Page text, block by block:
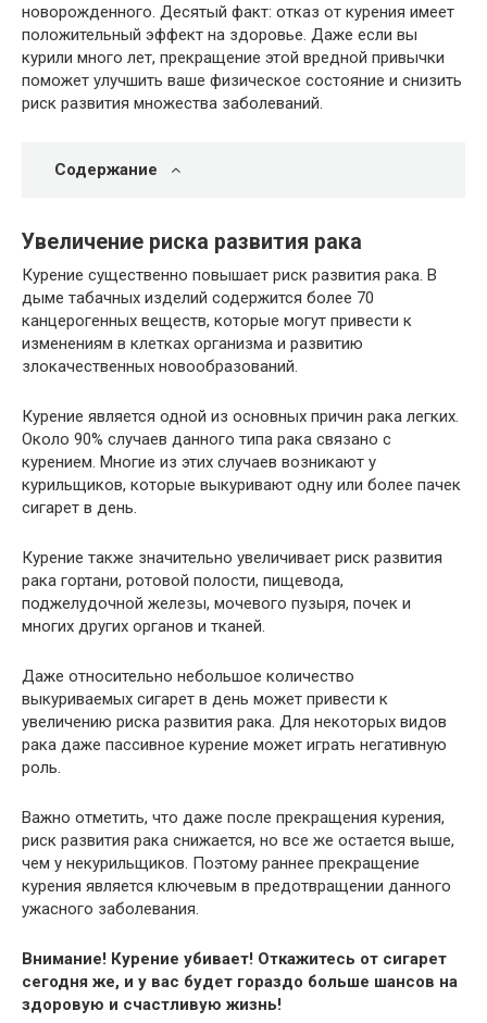
новорожденного. Десятый факт: отказ от курения имеет
положительный эффект на здоровье. Даже если вы
курили много лет, прекращение этой вредной привычки
поможет улучшить ваше физическое состояние и снизить
риск развития множества заболеваний.
Содержание
Увеличение риска развития рака
Курение существенно повышает риск развития рака. В
дыме табачных изделий содержится более 70
канцерогенных веществ, которые могут привести к
изменениям в клетках организма и развитию
злокачественных новообразований.
Курение является одной из основных причин рака легких.
Около 90% случаев данного типа рака связано с
курением. Многие из этих случаев возникают у
курильщиков, которые выкуривают одну или более пачек
сигарет в день.
Курение также значительно увеличивает риск развития
рака гортани, ротовой полости, пищевода,
поджелудочной железы, мочевого пузыря, почек и
многих других органов и тканей.
Даже относительно небольшое количество
выкуриваемых сигарет в день может привести к
увеличению риска развития рака. Для некоторых видов
рака даже пассивное курение может играть негативную
роль.
Важно отметить, что даже после прекращения курения,
риск развития рака снижается, но все же остается выше,
чем у некурильщиков. Поэтому раннее прекращение
курения является ключевым в предотвращении данного
ужасного заболевания.
Внимание! Курение убивает! Откажитесь от сигарет
сегодня же, и у вас будет гораздо больше шансов на
здоровую и счастливую жизнь!